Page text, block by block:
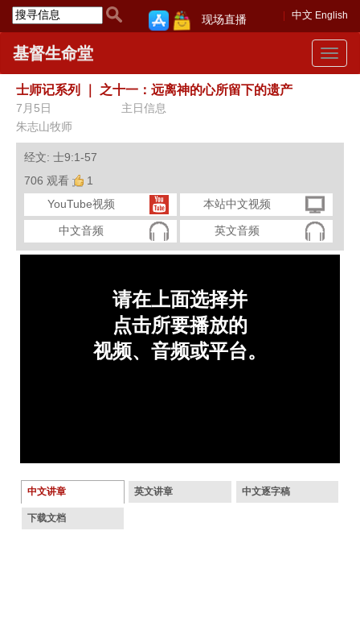
中文 English
现场直播
Toggle
基督生命堂
士师记系列 之十一：远离神的心所留下的遗产
7月5日
主日信息
朱志山牧师
经文: 士9:1-57
706 观看
1
YouTube视频
本站中文视频
中文音频 英文音频
中文讲章 英文讲章 中文逐字稿
下载文档